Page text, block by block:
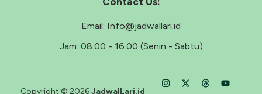
Email: Info@jadwallari.id
Jam: 08:00 - 16.00 (Senin - Sabtu)
Copyright © 2026JadwalLari.id